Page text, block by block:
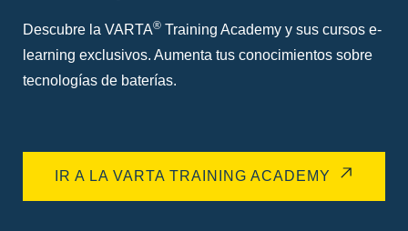
Descubre la VARTA® Training Academy y sus cursos e-
learning exclusivos. Aumenta tus conocimientos sobre
tecnologías de baterías.
IR A LA VARTA TRAINING ACADEMY